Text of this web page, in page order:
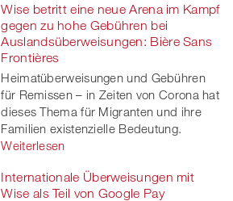
Wise betritt eine neue Arena im Kampf
gegen zu hohe Gebühren bei
Auslandsüberweisungen: Bière Sans
Frontières
Heimatüberweisungen und Gebühren
für Remissen – in Zeiten von Corona hat
dieses Thema für Migranten und ihre
Familien existenzielle Bedeutung.
Weiterlesen
Internationale Überweisungen mit
Wise als Teil von Google Pay